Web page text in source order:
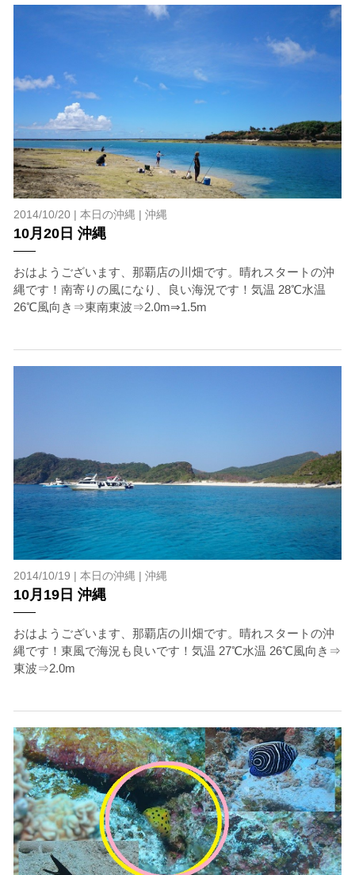
2014/10/20 | 本日の沖縄 | 沖縄
10月20日 沖縄
おはようございます、那覇店の川畑です。晴れスタートの沖
縄です！南寄りの風になり、良い海況です！気温 28℃水温
26℃風向き⇒東南東波⇒2.0m⇒1.5m
2014/10/19 | 本日の沖縄 | 沖縄
10月19日 沖縄
おはようございます、那覇店の川畑です。晴れスタートの沖
縄です！東風で海況も良いです！気温 27℃水温 26℃風向き⇒
東波⇒2.0m